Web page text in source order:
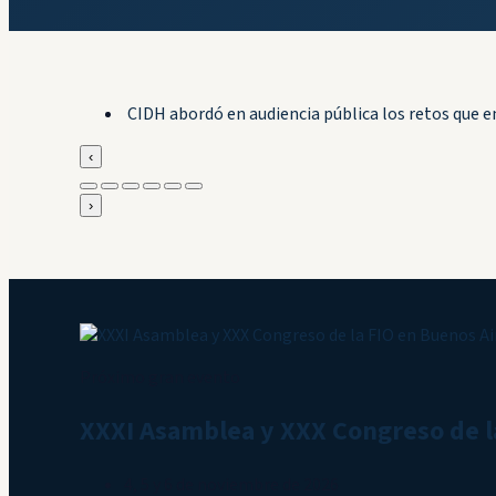
CIDH abordó en audiencia pública los retos que
‹
›
XXXI Asamblea y XXX Congreso de